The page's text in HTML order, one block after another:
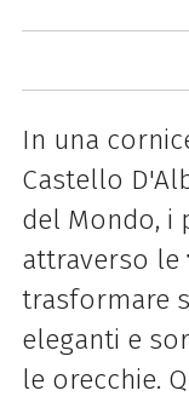
In una
Castello
del Mondo, i
attraverso le
trasformare
eleganti e
le orecchie.